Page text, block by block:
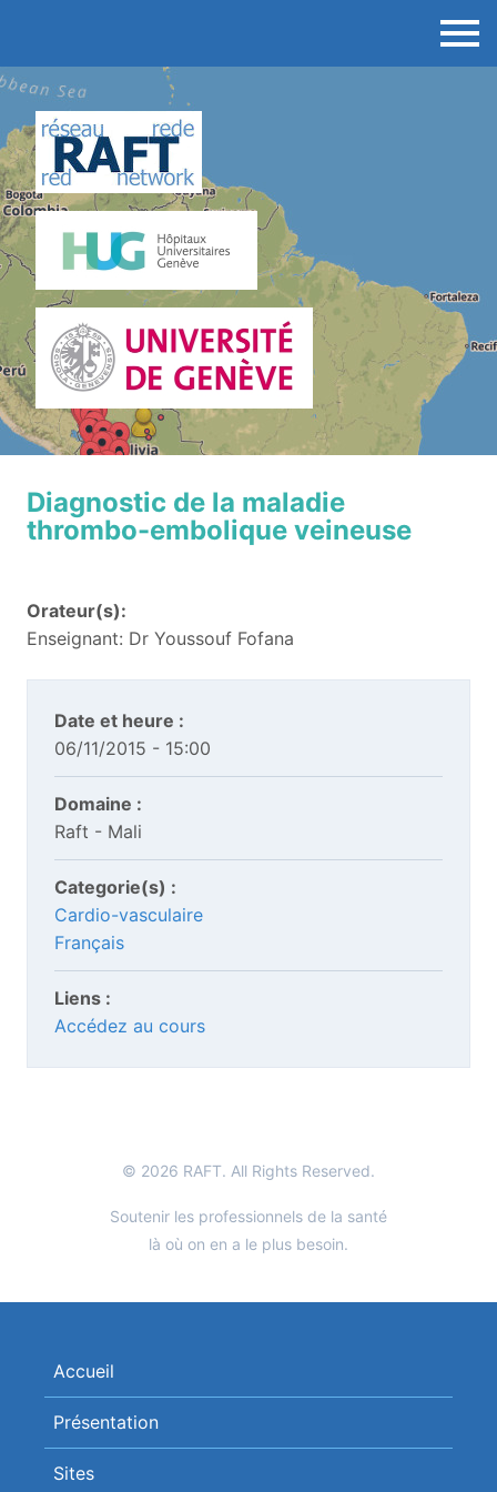
Diagnostic de la maladie
thrombo-embolique veineuse
Orateur(s):
Enseignant: Dr Youssouf Fofana
Date et heure :
06/11/2015 - 15:00
Domaine :
Raft - Mali
Categorie(s) :
Cardio-vasculaire
Français
Liens :
Accédez au cours
© 2026 RAFT. All Rights Reserved.
Soutenir les professionnels de la santé
là où on en a le plus besoin.
Accueil
Présentation
Sites